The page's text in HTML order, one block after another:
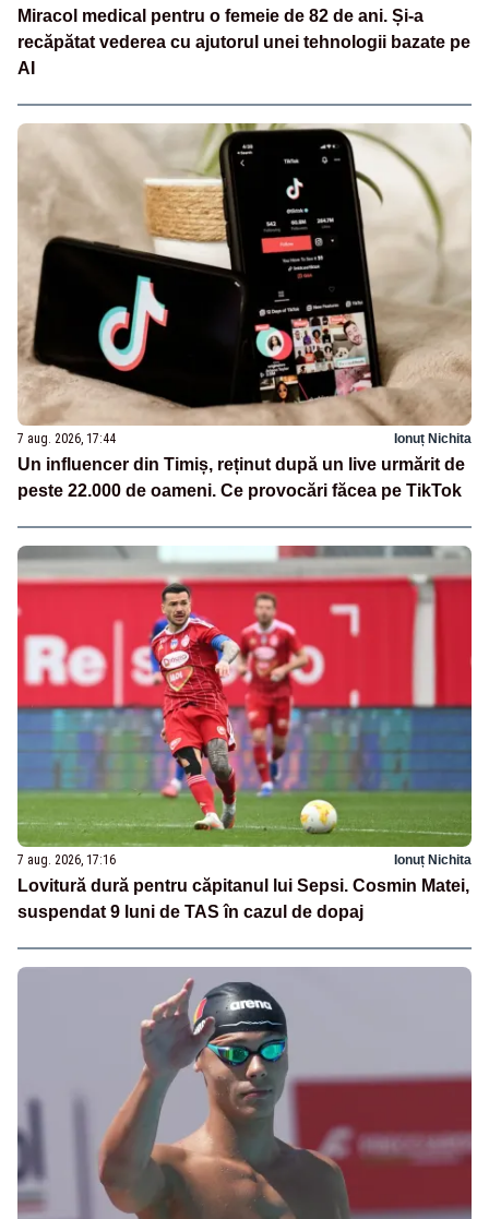
Miracol medical pentru o femeie de 82 de ani. Și-a
recăpătat vederea cu ajutorul unei tehnologii bazate pe
AI
7 aug. 2026, 17:44 Ionuț Nichita
Un influencer din Timiș, reținut după un live urmărit de
peste 22.000 de oameni. Ce provocări făcea pe TikTok
7 aug. 2026, 17:16 Ionuț Nichita
Lovitură dură pentru căpitanul lui Sepsi. Cosmin Matei,
suspendat 9 luni de TAS în cazul de dopaj